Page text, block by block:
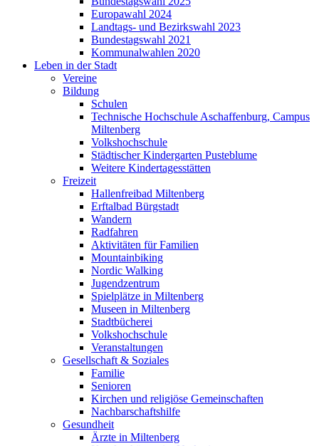
Europawahl 2024
Landtags- und Bezirkswahl 2023
Bundestagswahl 2021
Kommunalwahlen 2020
Leben in der Stadt
Vereine
Bildung
Schulen
Technische Hochschule Aschaffenburg, Campus
Miltenberg
Volkshochschule
Städtischer Kindergarten Pusteblume
Weitere Kindertagesstätten
Freizeit
Hallenfreibad Miltenberg
Erftalbad Bürgstadt
Wandern
Radfahren
Aktivitäten für Familien
Mountainbiking
Nordic Walking
Jugendzentrum
Spielplätze in Miltenberg
Museen in Miltenberg
Stadtbücherei
Volkshochschule
Veranstaltungen
Gesellschaft & Soziales
Familie
Senioren
Kirchen und religiöse Gemeinschaften
Nachbarschaftshilfe
Gesundheit
Ärzte in Miltenberg